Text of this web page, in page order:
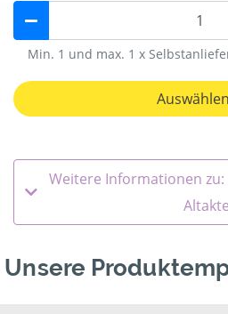
Min. 1 und max. 1 x
Auswählen
Weitere Informationen
Unsere